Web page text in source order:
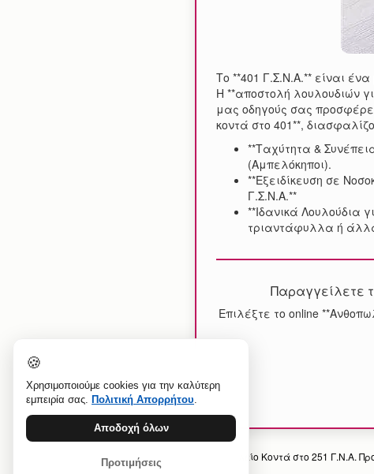
Το **401 Γ.Σ.Ν.Α.** είναι
Η **αποστολή λουλουδιών
μας οδηγούς σας
κοντά στο 401**,
**Ταχύτητα &
(Αμπελόκηποι).
**Εξειδίκευση σε
Γ.Σ.Ν.Α.**
**Ιδανικά Λουλούδια
τριαντάφυλλα ή
Παραγγείλετε
Επιλέξτε το online
Προηγούμενο άρθρο: Ανθοπωλείο Κοντά στο 251 Γ.Ν.Α.
🍪
Χρησιμοποιούμε cookies για την καλύτερη
εμπειρία σας. Πολιτική Απορρήτου.
Αποδοχή όλων
Προτιμήσεις